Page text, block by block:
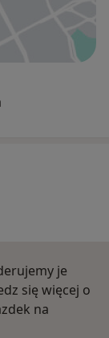
je
się więcej o
na